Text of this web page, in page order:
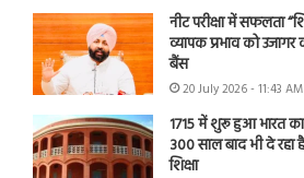
नीट परीक्षा में सफलता
व्यापक प्रभाव को उजागर
बैंस
20 July 2026 - 11:43 AM
1715 में शुरू हुआ भारत
300 साल बाद भी दे रहा है
शिक्षा